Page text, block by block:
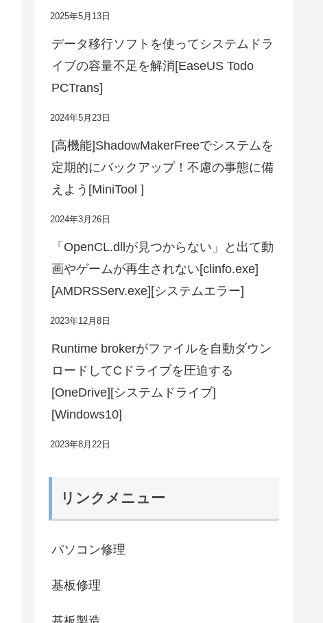
2025年5月13日
データ移行ソフトを使ってシステムドラ
イブの容量不足を解消[EaseUS Todo
PCTrans]
2024年5月23日
[高機能]ShadowMakerFreeでシステムを
定期的にバックアップ！不慮の事態に備
えよう[MiniTool ]
2024年3月26日
「OpenCL.dllが見つからない」と出て動
画やゲームが再生されない[clinfo.exe]
[AMDRSServ.exe][システムエラー]
2023年12月8日
Runtime brokerがファイルを自動ダウン
ロードしてCドライブを圧迫する
[OneDrive][システムドライブ]
[Windows10]
2023年8月22日
リンクメニュー
パソコン修理
基板修理